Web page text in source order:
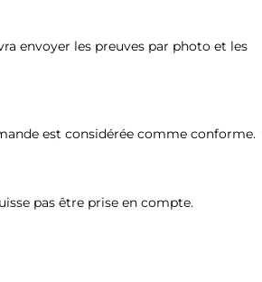
envoyer les preuves par photo et les
est considérée comme conforme.
pas être prise en compte.